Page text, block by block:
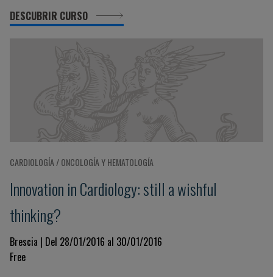
DESCUBRIR CURSO
CARDIOLOGÍA / ONCOLOGÍA Y HEMATOLOGÍA
Innovation in Cardiology: still a wishful
thinking?
Brescia | Del 28/01/2016 al 30/01/2016
Free